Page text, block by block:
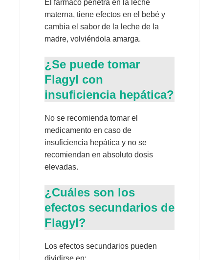
El fármaco penetra en la leche
materna, tiene efectos en el bebé y
cambia el sabor de la leche de la
madre, volviéndola amarga.
¿Se puede tomar
Flagyl con
insuficiencia hepática?
No se recomienda tomar el
medicamento en caso de
insuficiencia hepática y no se
recomiendan en absoluto dosis
elevadas.
¿Cuáles son los
efectos secundarios de
Flagyl?
Los efectos secundarios pueden
dividirse en: